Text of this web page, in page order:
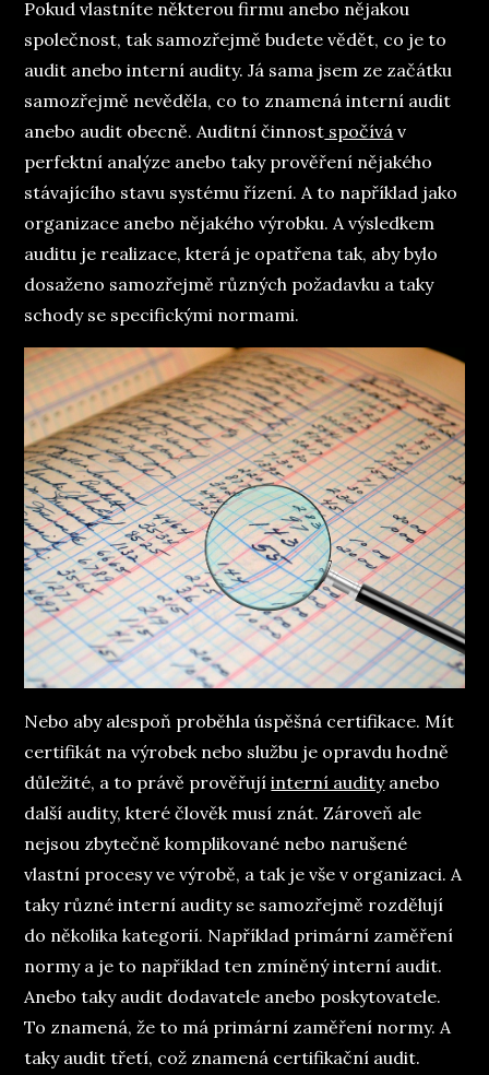
Pokud vlastníte některou firmu anebo nějakou
společnost, tak samozřejmě budete vědět, co je to
audit anebo interní audity. Já sama jsem ze začátku
samozřejmě nevěděla, co to znamená interní audit
anebo audit obecně. Auditní činnost spočívá v
perfektní analýze anebo taky prověření nějakého
stávajícího stavu systému řízení. A to například jako
organizace anebo nějakého výrobku. A výsledkem
auditu je realizace, která je opatřena tak, aby bylo
dosaženo samozřejmě různých požadavku a taky
schody se specifickými normami.
Nebo aby alespoň proběhla úspěšná certifikace. Mít
certifikát na výrobek nebo službu je opravdu hodně
důležité, a to právě prověřujíinterní audityanebo
další audity, které člověk musí znát. Zároveň ale
nejsou zbytečně komplikované nebo narušené
vlastní procesy ve výrobě, a tak je vše v organizaci. A
taky různé interní audity se samozřejmě rozdělují
do několika kategorií. Například primární zaměření
normy a je to například ten zmíněný interní audit.
Anebo taky audit dodavatele anebo poskytovatele.
To znamená, že to má primární zaměření normy. A
taky audit třetí, což znamená certifikační audit.